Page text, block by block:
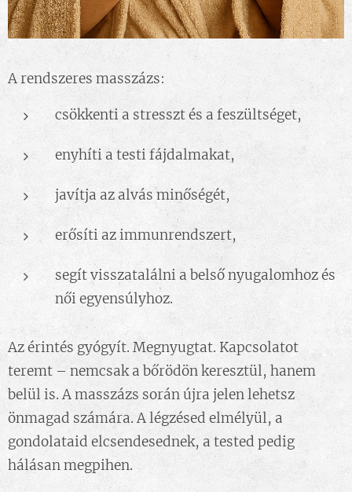
A rendszeres masszázs:
csökkenti a stresszt és a feszültséget,
enyhíti a testi fájdalmakat,
javítja az alvás minőségét,
erősíti az immunrendszert,
segít visszatalálni a belső nyugalomhoz és
női egyensúlyhoz.
Az érintés gyógyít. Megnyugtat. Kapcsolatot
teremt – nemcsak a bőrödön keresztül, hanem
belül is. A masszázs során újra jelen lehetsz
önmagad számára. A légzésed elmélyül, a
gondolataid elcsendesednek, a tested pedig
hálásan megpihen.